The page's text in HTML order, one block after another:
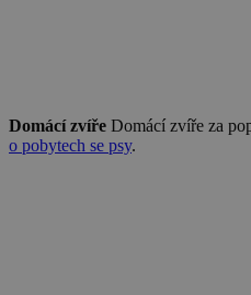
Domácí zvíře Domácí zvíře za
o pobytech se psy.